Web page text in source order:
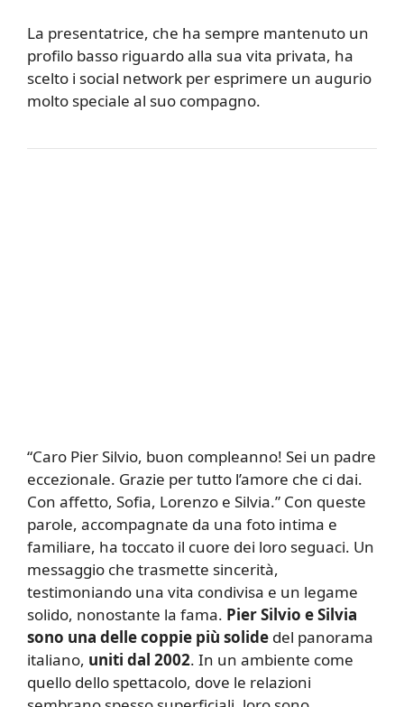
La presentatrice, che ha sempre mantenuto un
profilo basso riguardo alla sua vita privata, ha
scelto i social network per esprimere un augurio
molto speciale al suo compagno.
“Caro Pier Silvio, buon compleanno! Sei un padre
eccezionale. Grazie per tutto l’amore che ci dai.
Con affetto, Sofia, Lorenzo e Silvia.” Con queste
parole, accompagnate da una foto intima e
familiare, ha toccato il cuore dei loro seguaci. Un
messaggio che trasmette sincerità,
testimoniando una vita condivisa e un legame
solido, nonostante la fama. Pier Silvio e Silvia
sono una delle coppie più solide del panorama
italiano, uniti dal 2002. In un ambiente come
quello dello spettacolo, dove le relazioni